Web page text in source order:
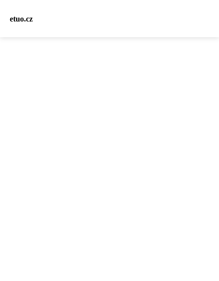
etuo.cz